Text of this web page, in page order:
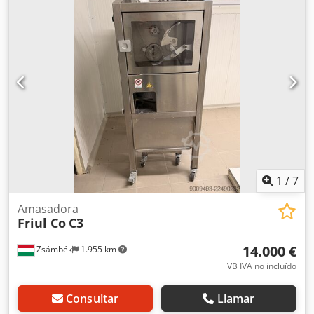
mayor variedad de productos. Limpieza de la cabeza hacia
atrás. Cabeza parcialmente rediseñada. Con cuchilla de
acero inoxidable, ¡NUEVA! Para una calidad alta y
constante. ¡Tecnología muy robusta! Conexión de 400 V,
enchufe CEE de 16 A. Dimensiones: 720 x 800 x 1510 mm.
Máquina usada, reacondicionada. ¡Calidad de un taller
especializado! ¡Aproveche más de 35 años de experiencia!
Crodpfx Acsy Ebi Rs Uof ¡Visite nuestra amplia exposición!
1 /7
Zsámbék 1.955 km
Amasadora
Friul Co C3
14.000 €
VB IVA no incluído
Consultar Llamar